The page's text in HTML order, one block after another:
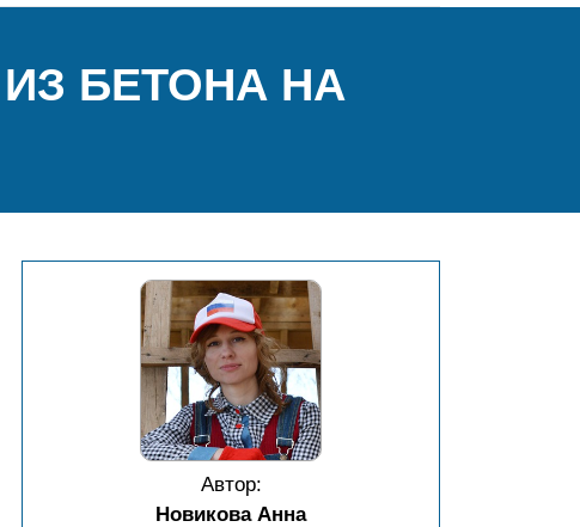
БЕТОНА НА
Автор:
Новикова Анна